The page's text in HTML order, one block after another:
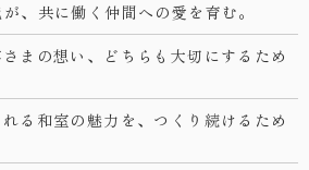
、共に働く仲間への愛を育む。
まの想い、どちらも大切にするため
る和室の魅力を、つくり続けるため